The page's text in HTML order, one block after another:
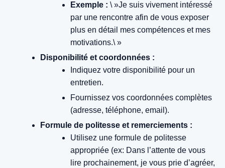
Exemple : \ »Je suis vivement intéressé
par une rencontre afin de vous exposer
plus en détail mes compétences et mes
motivations.\ »
Disponibilité et coordonnées :
Indiquez votre disponibilité pour un
entretien.
Fournissez vos coordonnées complètes
(adresse, téléphone, email).
Formule de politesse et remerciements :
Utilisez une formule de politesse
appropriée (ex: Dans l’attente de vous
lire prochainement, je vous prie d’agréer,